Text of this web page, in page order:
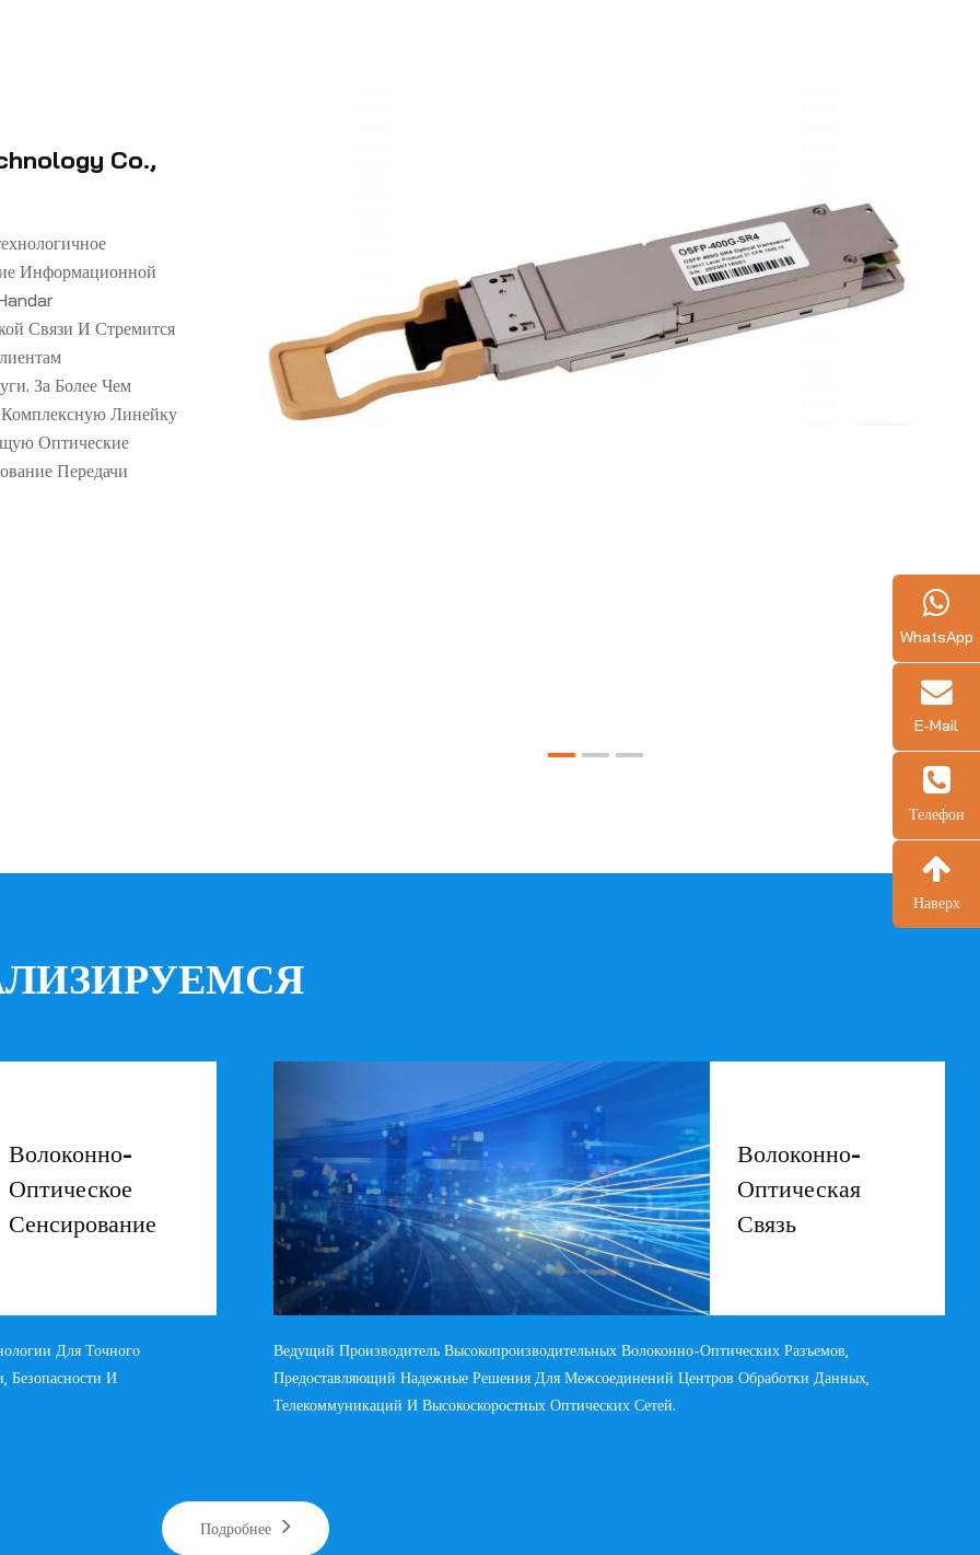
Co.,
Информационной
Связи И Стремится
За Более Чем
Комплексную Линейку
Оптические
Передачи
Волоконно-
Оптическое
Сенсирование
Для Точного
Безопасности И
Волоконно-
Оптическая
Связь
Ведущий Производитель Высокопроизводительных Волоконно-Оптических Разъемов,
Предоставляющий Надежные Решения Для Межсоединений Центров Обработки Данных,
Телекоммуникаций И Высокоскоростных Оптических Сетей.
Подробнее
WhatsApp
E-Mail
Телефон
Наверх